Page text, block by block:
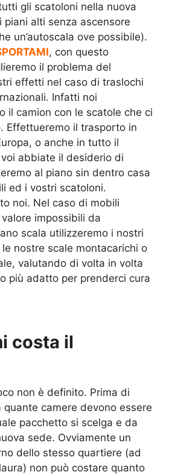
gli scatoloni nella nuova
piani alti senza ascensore
un’autoscala ove possibile).
, con questo
il problema del
effetti nel caso di traslochi
Infatti noi
il camion con le scatole che ci
Effettueremo il trasporto in
o anche in tutto il
abbiate il desiderio di
al piano sin dentro casa
ed i vostri scatoloni.
noi. Nel caso di mobili
impossibili da
scala utilizzeremo i nostri
nostre scale montacarichi o
valutando di volta in volta
più adatto per prenderci cura
costa il
non è definito. Prima di
camere devono essere
pacchetto si scelga e da
sede. Ovviamente un
dello stesso quartiere (ad
non può costare quanto